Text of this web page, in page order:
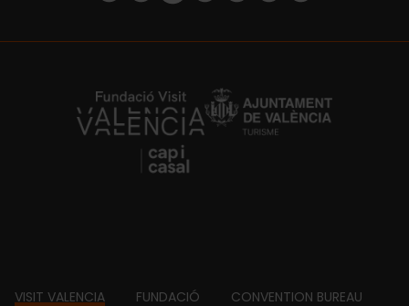
https://fundacion.visitvalencia.com/
VISIT VALENCIA FUNDACIÓ
CONVENTION BUREAU